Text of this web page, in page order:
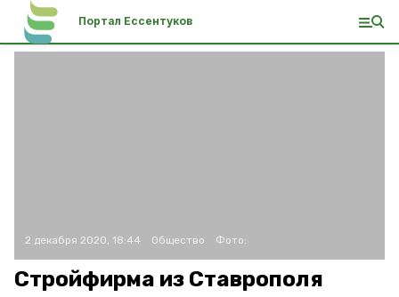
Портал Ессентуков
2 декабря 2020, 18:44 Общество Фото:
Стройфирма из Ставрополя